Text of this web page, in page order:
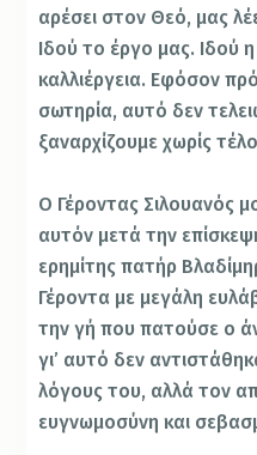
αρέσει στον Θεό, μας
Ιδού το έργο μας. Ιδού
καλλιέργεια. Εφόσον
σωτηρία, αυτό δεν
ξαναρχίζουμε χωρίς
Ο Γέροντας Σιλουανός
αυτόν μετά την
ερημίτης πατήρ
Γέροντα με μεγάλη
την γή που πατούσε ο
γι’ αυτό δεν
λόγους του, αλλά τον
ευγνωμοσύνη και